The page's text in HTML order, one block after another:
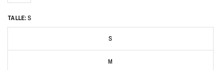
TALLE:S
S
M